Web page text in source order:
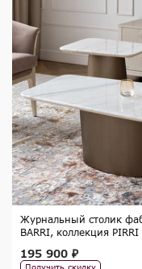
Журнальный столик
BARRI, коллекция PIRRI
195 900 ₽
Получить скидку